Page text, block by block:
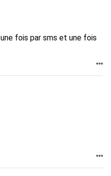
fois par sms et une fois